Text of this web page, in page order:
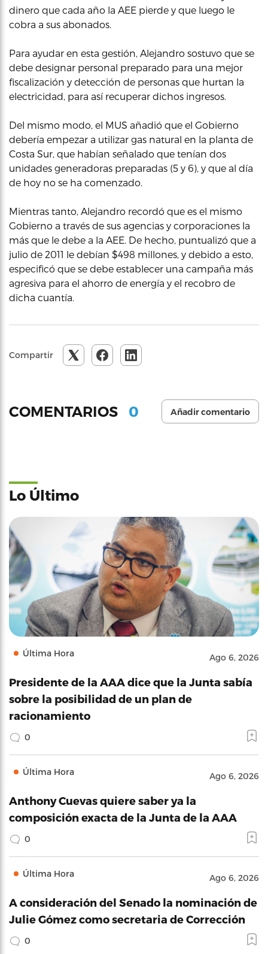
dinero que cada año la AEE pierde y que luego le
cobra a sus abonados.
Para ayudar en esta gestión, Alejandro sostuvo que se
debe designar personal preparado para una mejor
fiscalización y detección de personas que hurtan la
electricidad, para así recuperar dichos ingresos.
Del mismo modo, el MUS añadió que el Gobierno
debería empezar a utilizar gas natural en la planta de
Costa Sur, que habían señalado que tenían dos
unidades generadoras preparadas (5 y 6), y que al día
de hoy no se ha comenzado.
Mientras tanto, Alejandro recordó que es el mismo
Gobierno a través de sus agencias y corporaciones la
más que le debe a la AEE. De hecho, puntualizó que a
julio de 2011 le debían $498 millones, y debido a esto,
especificó que se debe establecer una campaña más
agresiva para el ahorro de energía y el recobro de
dicha cuantía.
Compartir
COMENTARIOS 0 Añadir comentario
Lo Último
Última Hora Ago 6, 2026
Presidente de la AAA dice que la Junta sabía
sobre la posibilidad de un plan de
racionamiento
0
Última Hora Ago 6, 2026
Anthony Cuevas quiere saber ya la
composición exacta de la Junta de la AAA
0
Última Hora Ago 6, 2026
A consideración del Senado la nominación de
Julie Gómez como secretaria de Corrección
0